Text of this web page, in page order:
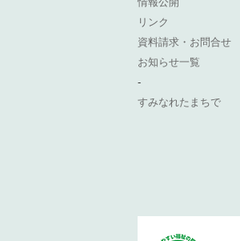
リンク
資料請求・お問合せ
お知らせ一覧
-
すみなれたまちで